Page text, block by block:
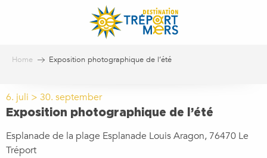
Home Exposition photographique de l’été
6. juli > 30. september
Exposition photographique de l’été
Esplanade de la plage Esplanade Louis Aragon, 76470 Le
Tréport